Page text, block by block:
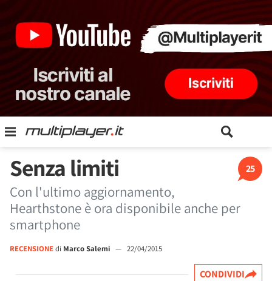
25
Senza limiti
Con l'ultimo aggiornamento,
Hearthstone è ora disponibile anche per
smartphone
RECENSIONEdi Marco Salemi — 22/04/2015
CONDIVIDI